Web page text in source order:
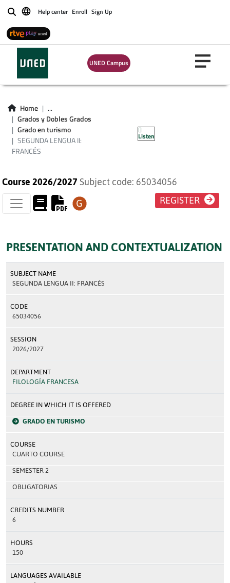
BuscarHelp center Enroll Sign Up
UNED Campus
Home
...
Grados y Dobles Grados
Grado en turismo
SEGUNDA LENGUA II:
FRANCÉS
Listen
SEGUNDA LENGUA
II: FRANCÉS
Course 2026/2027 Subject code: 65034056
REGISTER
PRESENTATION AND CONTEXTUALIZATION
SUBJECT NAME
SEGUNDA LENGUA II: FRANCÉS
CODE
65034056
SESSION
2026/2027
DEPARTMENT
FILOLOGÍA FRANCESA
DEGREE IN WHICH IT IS OFFERED
GRADO EN TURISMO
COURSE
CUARTO COURSE
SEMESTER 2
OBLIGATORIAS
CREDITS NUMBER
6
HOURS
150
LANGUAGES AVAILABLE